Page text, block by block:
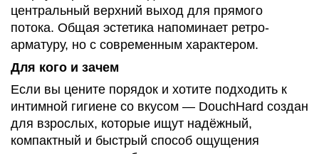
центральный верхний выход для прямого
потока. Общая эстетика напоминает ретро-
арматуру, но с современным характером.
Для кого и зачем
Если вы цените порядок и хотите подходить к
интимной гигиене со вкусом — DouchHard создан
для взрослых, которые ищут надёжный,
компактный и быстрый способ ощущения